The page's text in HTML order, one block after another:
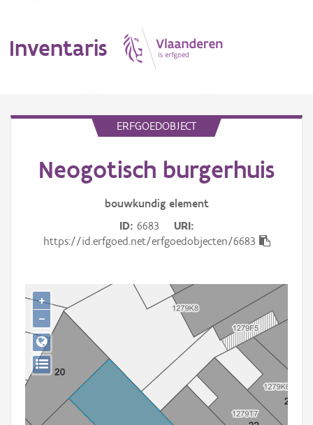
Inventaris
Erfgoedobject
Gebeurtenis
Persoon of collectief
Downloads
Hergebruik
Aanmelden
ERFGOEDOBJECT
Neogotisch burgerhuis
bouwkundig element
ID 6683
URI
https://id.erfgoed.net/erfgoedobjecten/6683
+
−